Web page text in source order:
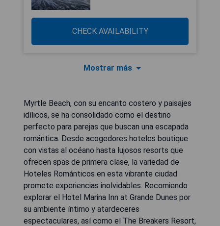
CHECK AVAILABILITY
Mostrar más
Myrtle Beach, con su encanto costero y paisajes
idílicos, se ha consolidado como el destino
perfecto para parejas que buscan una escapada
romántica. Desde acogedores hoteles boutique
con vistas al océano hasta lujosos resorts que
ofrecen spas de primera clase, la variedad de
Hoteles Románticos en esta vibrante ciudad
promete experiencias inolvidables. Recomiendo
explorar el Hotel Marina Inn at Grande Dunes por
su ambiente íntimo y atardeceres
espectaculares, así como el The Breakers Resort,